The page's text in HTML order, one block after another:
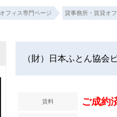
フィス専門ページ 貸事務所・賃貸オ
（財）日本ふとん協
賃料 ご成約